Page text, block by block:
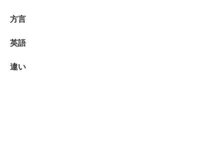
方言
英語
違い